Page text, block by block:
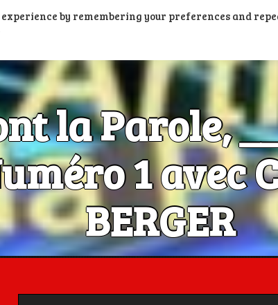
PORTAIL PODCASTS RADIOS FM ET DAB+
la Parole,
1 avec
BERGER
by remembering your preferences and